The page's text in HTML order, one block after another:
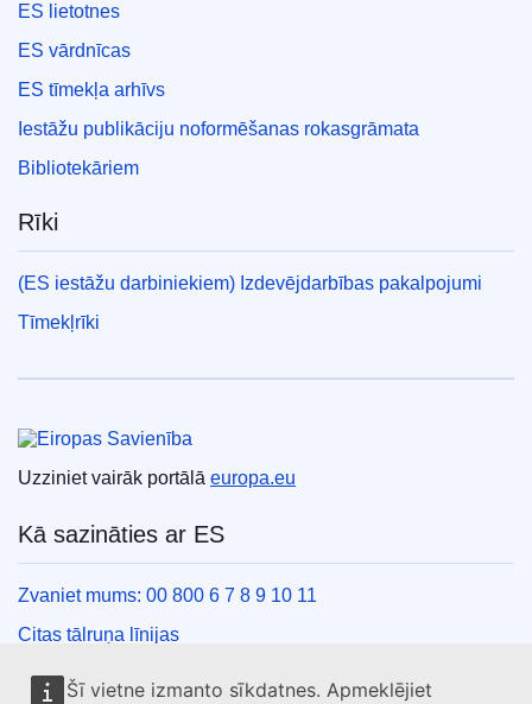
Šī vietne izmanto sīkdatnes. Apmeklējiet
ES lietotnes
ES vārdnīcas
ES tīmekļa arhīvs
Iestāžu publikāciju noformēšanas rokasgrāmata
Bibliotekāriem
Rīki
(ES iestāžu darbiniekiem) Izdevējdarbības pakalpojumi
Tīmekļrīki
Eiropas Savienība
Uzziniet vairāk portālā europa.eu
Kā sazināties ar ES
Zvaniet mums: 00 800 6 7 8 9 10 11
Citas tālruņa līnijas
Saziņas veidlapa